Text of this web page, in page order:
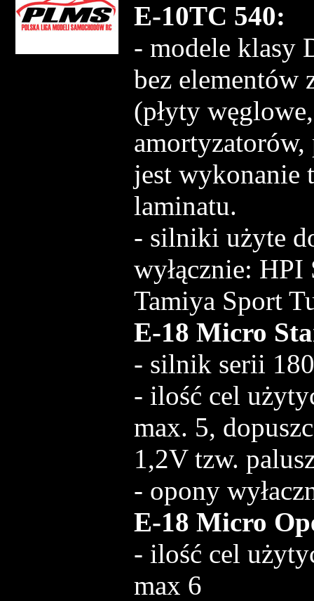
E-10TC 540:
- modele klasy
bez elementów
(płyty
jest wykonanie
laminatu.
- silniki użyte
wyłącznie: HPI
Tamiya Sport
E-18 Micro
- silnik serii
- ilość cel
max. 5,
1,2V tzw.
- opony
E-18 Micro
- ilość cel
max 6